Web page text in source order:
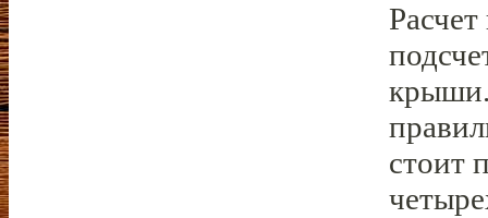
стоит